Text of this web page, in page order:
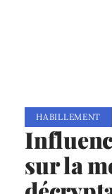
HABILLEMENT
sur la